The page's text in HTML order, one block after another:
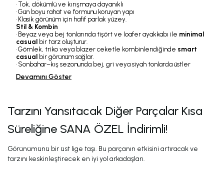
• Tok, dökümlü ve kırışmaya dayanıklı
• Gün boyu rahat ve formunu koruyan yapı
• Klasik görünüm için hafif parlak yüzey.
Stil & Kombin
• Beyaz veya bej tonlarında tişört ve loafer ayakkabı ile minimal
casual bir tarz oluşturur.
• Gömlek, triko veya blazer ceketle kombinlendiğinde smart
casual bir görünüm sağlar.
• Sonbahar–kış sezonunda bej, gri veya siyah tonlarda üstler
Devamını Göster
Tarzını Yansıtacak Diğer Parçalar Kısa
Süreliğine SANA ÖZEL İndirimli!
Görünümünü bir üst lige taşı. Bu parçanın etkisini artıracak ve
tarzını keskinleştirecek en iyi yol arkadaşları.